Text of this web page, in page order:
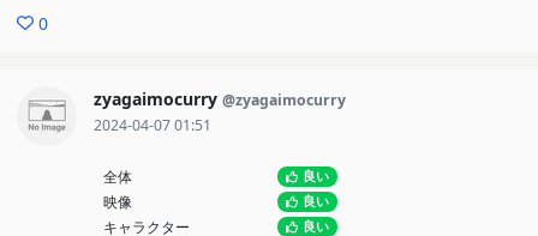
0
zyagaimocurry @zyagaimocurry
2024-04-07 01:51
全体 良い
映像 良い
キャラクター 良い